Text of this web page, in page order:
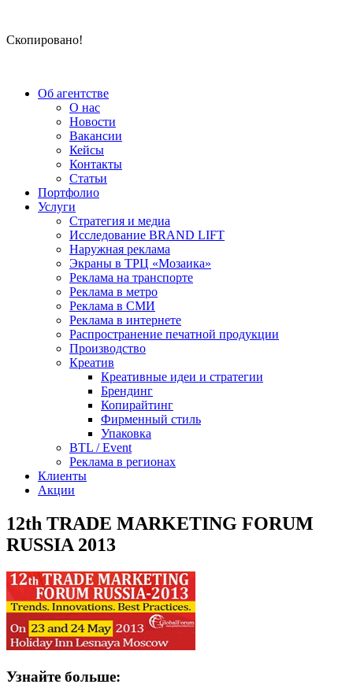
Скопировано!
Об агентстве
О нас
Новости
Вакансии
Кейсы
Контакты
Статьи
Портфолио
Услуги
Стратегия и медиа
Исследование BRAND LIFT
Наружная реклама
Экраны в ТРЦ «Мозаика»
Реклама на транспорте
Реклама в метро
Реклама в СМИ
Реклама в интернете
Распространение печатной продукции
Производство
Креатив
Креативные идеи и стратегии
Брендинг
Копирайтинг
Фирменный стиль
Упаковка
BTL / Event
Реклама в регионах
Клиенты
Акции
12th TRADE MARKETING FORUM
RUSSIA 2013
Узнайте больше: